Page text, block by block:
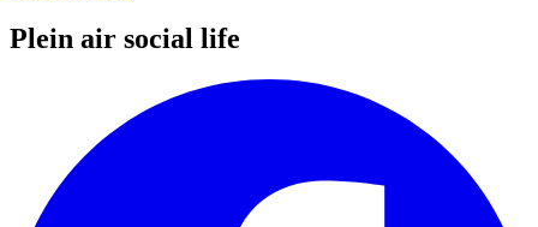
Plein air social life